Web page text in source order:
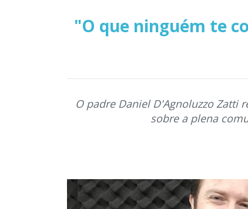
"O que ninguém te
O padre Daniel D'Agnoluzzo Zatti
sobre a plena